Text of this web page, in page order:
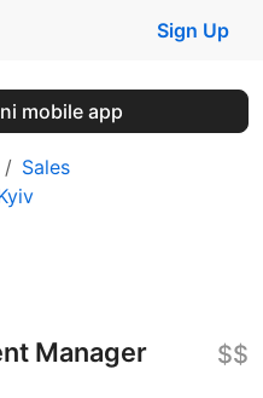
Sign Up
mobile app
Sales
Manager $$